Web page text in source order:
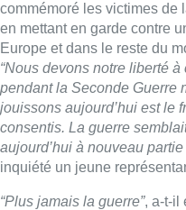
commémoré les victimes de
en mettant en garde contre
Europe et dans le reste du
“Nous devons notre liberté
pendant la Seconde Guerre
jouissons aujourd’hui est le
consentis. La guerre
aujourd’hui à nouveau
inquiété un jeune
“Plus jamais la guerre”, a-t-il